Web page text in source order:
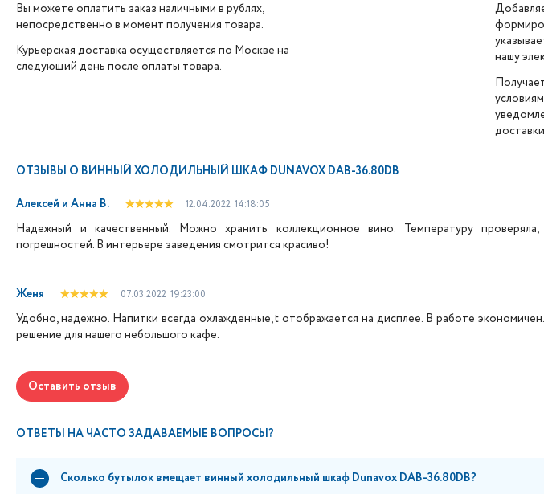
Вы можете оплатить заказ наличными в рублях,
непосредственно в момент получения товара.
Курьерская доставка осуществляется по Москве на
следующий день после оплаты товара.
нашу
ОТЗЫВЫ О ВИННЫЙ ХОЛОДИЛЬНЫЙ ШКАФ DUNAVOX DAB-36.80DB
Алексей и Анна В. 12.04.2022 14:18:05
Надежный и качественный. Можно хранить коллекционное вино. Температуру
погрешностей. В интерьере заведения смотрится красиво!
Женя 07.03.2022 19:23:00
Удобно, надежно. Напитки всегда охлажденные, t отображается на дисплее. В работе
решение для нашего небольшого кафе.
Оставить отзыв
ОТВЕТЫ НА ЧАСТО ЗАДАВАЕМЫЕ ВОПРОСЫ?
Сколько бутылок вмещает винный холодильный шкаф Dunavox DAB-36.80DB?